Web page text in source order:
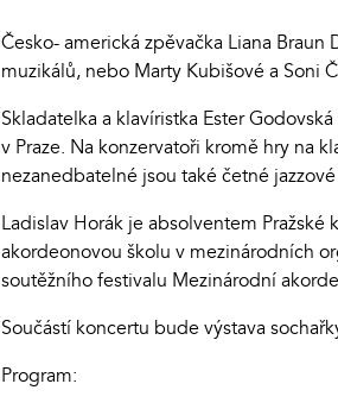
Česko- americká zpěvačka Liana
muzikálů, nebo Marty Kubišové a Soni
Skladatelka a klavíristka Ester
v Praze. Na konzervatoři kromě hry na
nezanedbatelné jsou také četné jazzové
Ladislav Horák je absolventem Pražské
akordeonovou školu v mezinárodních
soutěžního festivalu Mezinárodní
Součástí koncertu bude výstava
Program: